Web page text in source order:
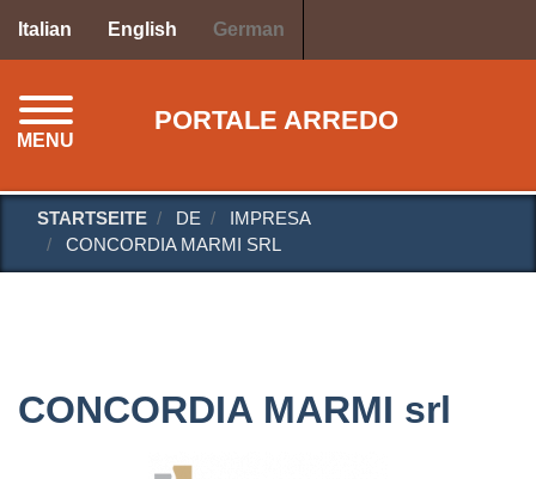
Italian English German
PORTALE ARREDO
MENU
STARTSEITE DE
IMPRESA
CONCORDIA MARMI SRL
CONCORDIA MARMI srl